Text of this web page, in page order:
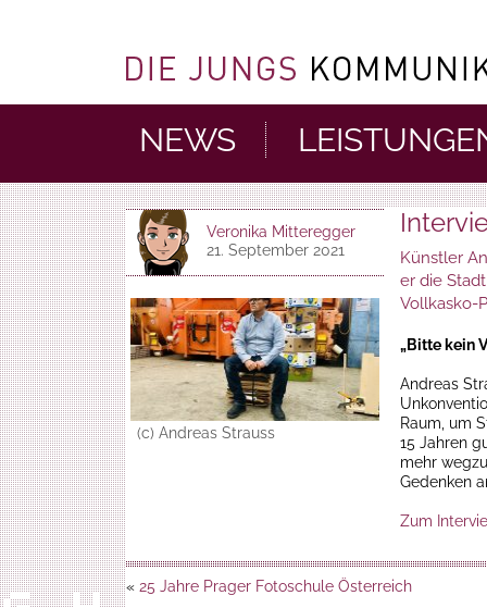
NEWS
Veronika Mitteregger
21. September 2021
(c) Andreas Strauss
Künstler
er die
Vollkasko-
„Bitte kein
Andreas
Raum, um
15 Jahren
mehr
Gedenken
Zum
« 25 Jahre Prager Fotoschule Österreich